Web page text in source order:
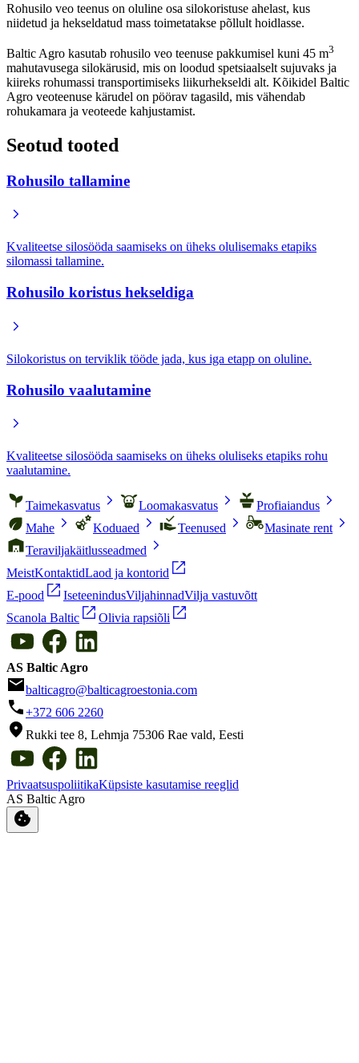
Rohusilo veo teenus on oluline osa silokoristuse ahelast, kus
niidetud ja hekseldatud mass toimetatakse põllult hoidlasse.
Baltic Agro kasutab rohusilo veo teenuse pakkumisel kuni 45 m3
mahutavusega silokärusid, mis on loodud spetsiaalselt sujuvaks ja
kiireks rohumassi transportimiseks liikurhekseldi alt. Kõikidel Baltic
Agro veoteenuse kärudel on pöörav tagasild, mis vähendab
rohukamara ja veoteede kahjustamist.
Seotud tooted
Rohusilo tallamine
chevron_right
Kvaliteetse silosööda saamiseks on üheks olulisemaks etapiks
silomassi tallamine.
Rohusilo koristus hekseldiga
chevron_right
Silokoristus on terviklik tööde jada, kus iga etapp on oluline.
Rohusilo vaalutamine
chevron_right
Kvaliteetse silosööda saamiseks on üheks oluliseks etapiks rohu
vaalutamine.
Taimekasvatus chevron_right Loomakasvatus chevron_right Profiaiandus chevron_right
Mahe chevron_right Koduaed chevron_right Teenused chevron_right Masinate rent chevron_right
Teraviljakäitlusseadmed chevron_right
MeistKontaktidLaod ja kontorid open_in_new
E-pood open_in_new IseteenindusViljahinnadVilja vastuvõtt
Scanola Baltic open_in_new Olivia rapsiõli open_in_new
AS Baltic Agro
emailbalticagro@balticagroestonia.com
phone+372 606 2260
location_on Rukki tee 8, Lehmja 75306 Rae vald, Eesti
PrivaatsuspoliitikaKüpsiste kasutamise reeglid
AS Baltic Agro
cookie